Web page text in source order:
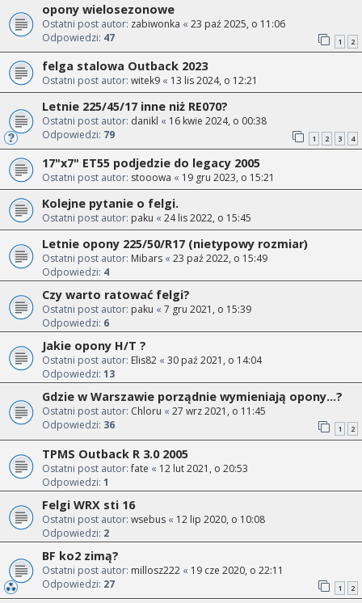
opony wielosezonowe
Ostatni post autor: zabiwonka « 23 paź 2025, o 11:06
Odpowiedzi: 47 1 2
felga stalowa Outback 2023
Ostatni post autor: witek9 « 13 lis 2024, o 12:21
Letnie 225/45/17 inne niż RE070?
Ostatni post autor: danikl « 16 kwie 2024, o 00:38
Odpowiedzi: 79 1 2 3 4
17"x7" ET55 podjedzie do legacy 2005
Ostatni post autor: stooowa « 19 gru 2023, o 15:21
Kolejne pytanie o felgi.
Ostatni post autor: paku « 24 lis 2022, o 15:45
Letnie opony 225/50/R17 (nietypowy rozmiar)
Ostatni post autor: Mibars « 23 paź 2022, o 15:49
Odpowiedzi: 4
Czy warto ratować felgi?
Ostatni post autor: paku « 7 gru 2021, o 15:39
Odpowiedzi: 6
Jakie opony H/T ?
Ostatni post autor: Elis82 « 30 paź 2021, o 14:04
Odpowiedzi: 13
Gdzie w Warszawie porządnie wymieniają opony...?
Ostatni post autor: Chloru « 27 wrz 2021, o 11:45
Odpowiedzi: 36 1 2
TPMS Outback R 3.0 2005
Ostatni post autor:fate « 12 lut 2021, o 20:53
Odpowiedzi: 1
Felgi WRX sti 16
Ostatni post autor: wsebus « 12 lip 2020, o 10:08
Odpowiedzi: 2
BF ko2 zimą?
Ostatni post autor: millosz222 « 19 cze 2020, o 22:11
Odpowiedzi: 27 1 2